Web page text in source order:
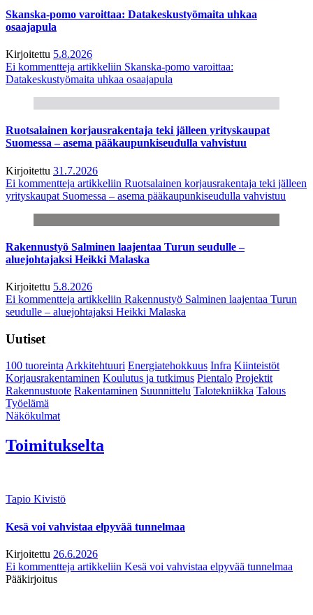
Skanska-pomo varoittaa: Datakeskustyömaita uhkaa
osaajapula
Kirjoitettu 5.8.2026
Ei kommentteja artikkeliin Skanska-pomo varoittaa:
Datakeskustyömaita uhkaa osaajapula
Ruotsalainen korjausrakentaja teki jälleen yrityskaupat
Suomessa – asema pääkaupunkiseudulla vahvistuu
Kirjoitettu 31.7.2026
Ei kommentteja artikkeliin Ruotsalainen korjausrakentaja teki jälleen
yrityskaupat Suomessa – asema pääkaupunkiseudulla vahvistuu
Rakennustyö Salminen laajentaa Turun seudulle –
aluejohtajaksi Heikki Malaska
Kirjoitettu 5.8.2026
Ei kommentteja artikkeliin Rakennustyö Salminen laajentaa Turun
seudulle – aluejohtajaksi Heikki Malaska
Uutiset
100 tuoreintaArkkitehtuuri Energiatehokkuus Infra Kiinteistöt
Korjausrakentaminen Koulutus ja tutkimus Pientalo Projektit
Rakennustuote Rakentaminen Suunnittelu Talotekniikka Talous
Työelämä
Näkökulmat
Toimitukselta
Tapio Kivistö
Kesä voi vahvistaa elpyvää tunnelmaa
Kirjoitettu 26.6.2026
Ei kommentteja artikkeliin Kesä voi vahvistaa elpyvää tunnelmaa
Pääkirjoitus